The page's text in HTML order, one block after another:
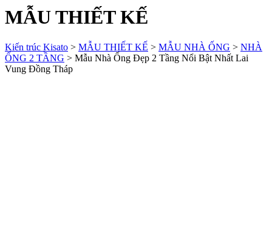
MẪU THIẾT KẾ
Kiến trúc Kisato > MẪU THIẾT KẾ > MẪU NHÀ ỐNG > NHÀ
ỐNG 2 TẦNG > Mẫu Nhà Ống Đẹp 2 Tầng Nổi Bật Nhất Lai
Vung Đồng Tháp